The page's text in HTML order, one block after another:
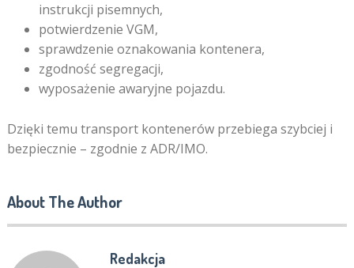
instrukcji pisemnych,
potwierdzenie VGM,
sprawdzenie oznakowania kontenera,
zgodność segregacji,
wyposażenie awaryjne pojazdu.
Dzięki temu transport kontenerów przebiega szybciej i
bezpiecznie – zgodnie z ADR/IMO.
About The Author
Redakcja